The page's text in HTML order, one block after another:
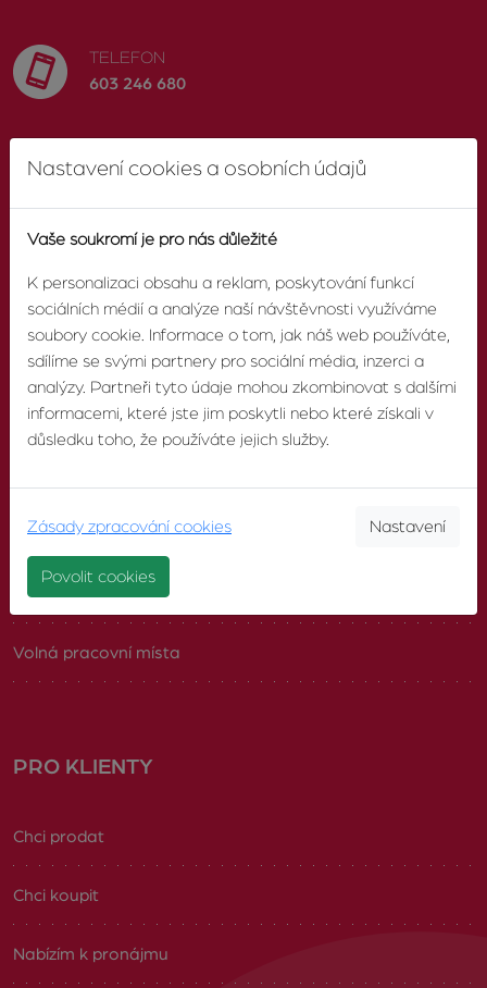
TELEFON
603 246 680
info@zvonek.cz
SOCIÁLNÍ SÍTĚ
Facebook
O AGENTUŘE
Pobočky
Náš tým
Volná pracovní místa
PRO KLIENTY
Chci prodat
Chci koupit
Nabízím k pronájmu
Nastavení cookies a osobních údajů
Vaše soukromí je pro nás důležité
K personalizaci obsahu a reklam, poskytování funkcí
sociálních médií a analýze naší návštěvnosti využíváme
soubory cookie. Informace o tom, jak náš web používáte,
sdílíme se svými partnery pro sociální média, inzerci a
analýzy. Partneři tyto údaje mohou zkombinovat s dalšími
informacemi, které jste jim poskytli nebo které získali v
důsledku toho, že používáte jejich služby.
Zásady zpracování cookies Nastavení
Povolit cookies